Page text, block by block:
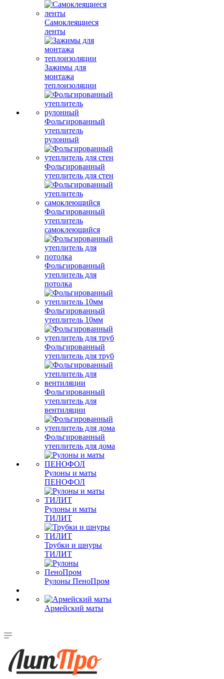
Самоклеящиеся
ленты
Зажимы для
монтажа
теплоизоляции
Фольгированный
утеплитель
рулонный
Фольгированный
утеплитель для стен
Фольгированный
утеплитель
самоклеющийся
Фольгированный
утеплитель для
потолка
Фольгированный
утеплитель 10мм
Фольгированный
утеплитель для труб
Фольгированный
утеплитель для
вентиляции
Фольгированный
утеплитель для дома
Рулоны и маты
ПЕНОФОЛ
Рулоны и маты
ТИЛИТ
Трубки и шнуры
ТИЛИТ
Рулоны ПеноПром
Армейский маты